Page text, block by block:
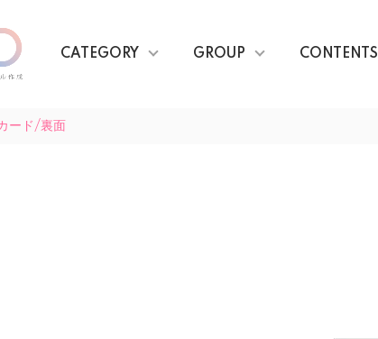
CATEGORY GROUP CONTENTS
ード/裏面